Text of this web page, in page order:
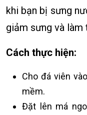
khi bạn bị sưng
giảm sưng và làm
Cách thực hiện:
Cho đá viên
mềm.
Đặt lên má